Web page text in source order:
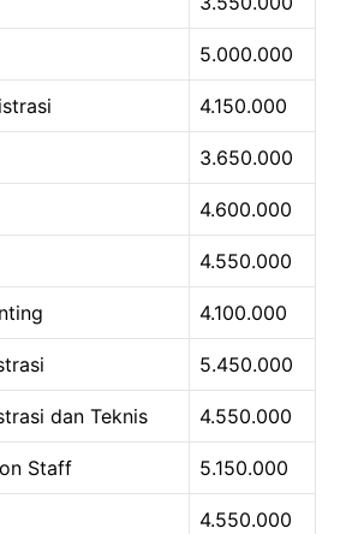
5.000.000
4.150.000
3.650.000
4.600.000
4.550.000
4.100.000
5.450.000
dan Teknis 4.550.000
Staff 5.150.000
4.550.000